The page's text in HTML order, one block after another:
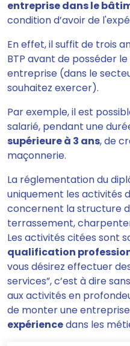
entreprise dans le
condition d’avoir de
En effet, il suffit de trois
BTP avant de posséder
entreprise (dans le
souhaitez exercer).
Par exemple, il est
salarié, pendant une
supérieure à 3 ans, de
maçonnerie.
La réglementation du
uniquement les activités
concernent la structure
terrassement,
Les activités citées sont
qualification
vous désirez effectuer
services”, c’est à dire
aux activités en
de monter une
expériencedans les